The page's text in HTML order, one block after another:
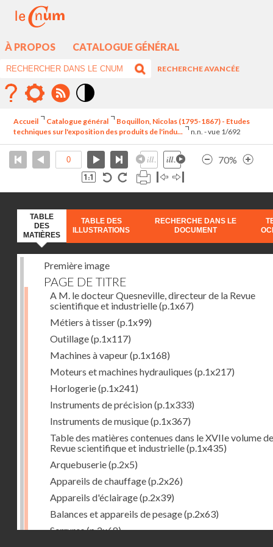
À PROPOS CATALOGUE GÉNÉRAL
RECHERCHE AVANCÉE
élévé
Accueil Catalogue général
Boquillon, Nicolas (1795-1867) - Etudes
techniques sur l'exposition des produits de l'indu...
n.n. - vue 1/692
70%
TABLE
DES
MATIÈRES
TABLE DES
ILLUSTRATIONS
RECHERCHE DANS LE
DOCUMENT
Première image
PAGE DE TITRE
A M. le docteur Quesneville, directeur de la Revue
scientifique et industrielle(p.1x67)
Métiers à tisser(p.1x99)
Outillage(p.1x117)
Machines à vapeur(p.1x168)
Moteurs et machines hydrauliques (p.1x217)
Horlogerie(p.1x241)
Instruments de précision(p.1x333)
Instruments de musique(p.1x367)
Table des matières contenues dans le XVIIe volume
Revue scientifique et industrielle(p.1x435)
Arquebuserie(p.2x5)
Appareils de chauffage(p.2x26)
Appareils d'éclairage(p.2x39)
Balances et appareils de pesage(p.2x63)
Serrures(p.2x68)